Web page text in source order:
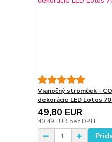
Vianočný stromček -
dekorácie LED Lotos 70
49,80 EUR
40,49 EUR bez DPH